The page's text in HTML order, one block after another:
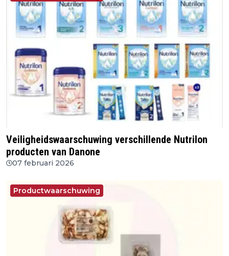
Veiligheidswaarschuwing verschillende Nutrilon
producten van Danone
07 februari 2026
Productwaarschuwing